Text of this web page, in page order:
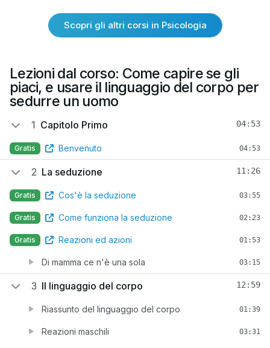
Scopri gli altri corsi in Psicologia
Lezioni dal corso: Come capire se gli
piaci, e usare il linguaggio del corpo per
sedurre un uomo
1 Capitolo Primo 04:53
Gratis Benvenuto 04:53
2 La seduzione 11:26
Gratis Cos'è la seduzione 03:55
Gratis Come funziona la seduzione 02:23
Gratis Reazioni ed azioni 01:53
Di mamma ce n'è una sola 03:15
3 Il linguaggio del corpo 12:59
Riassunto del linguaggio del corpo 01:39
Reazioni maschili 03:31